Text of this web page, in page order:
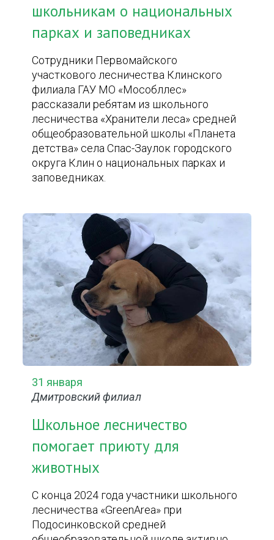
школьникам о национальных
парках и заповедниках
Сотрудники Первомайского
участкового лесничества Клинского
филиала ГАУ МО «Мособллес»
рассказали ребятам из школьного
лесничества «Хранители леса» средней
общеобразовательной школы «Планета
детства» села Спас-Заулок городского
округа Клин о национальных парках и
заповедниках.
31 января
Дмитровский филиал
Школьное лесничество
помогает приюту для
животных
С конца 2024 года участники школьного
лесничества «GreenArea» при
Подосинковской средней